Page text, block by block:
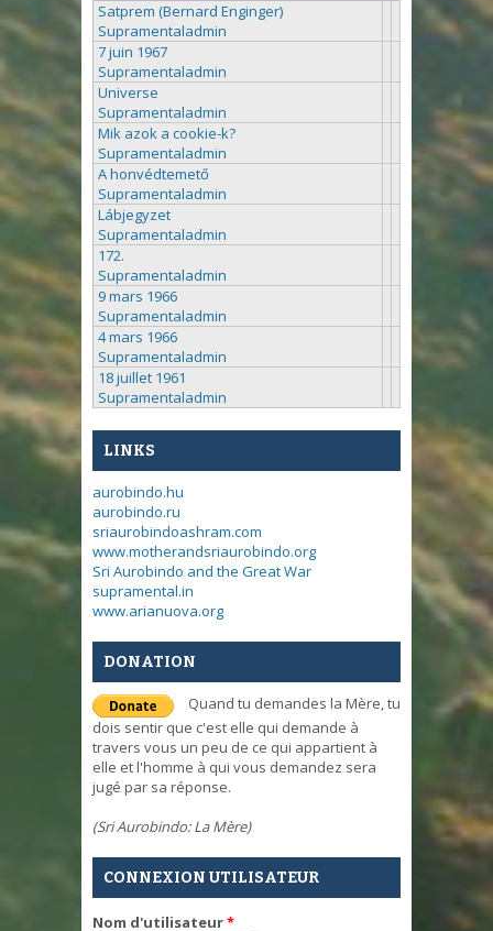
Satprem (Bernard Enginger)
Supramentaladmin
7 juin 1967
Supramentaladmin
Universe
Supramentaladmin
Mik azok a cookie-k?
Supramentaladmin
A honvédtemető
Supramentaladmin
Lábjegyzet
Supramentaladmin
172.
Supramentaladmin
9 mars 1966
Supramentaladmin
4 mars 1966
Supramentaladmin
18 juillet 1961
Supramentaladmin
LINKS
aurobindo.hu
aurobindo.ru
sriaurobindoashram.com
www.motherandsriaurobindo.org
Sri Aurobindo and the Great War
supramental.in
www.arianuova.org
DONATION
Quand tu demandes la Mère, tu
dois sentir que c'est elle qui demande à
travers vous un peu de ce qui appartient à
elle et l'homme à qui vous demandez sera
jugé par sa réponse.
(Sri Aurobindo: La Mère)
CONNEXION UTILISATEUR
Nom d'utilisateur*